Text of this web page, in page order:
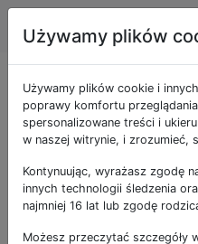
Apple
Jak
Facebook
Używamy plików
Używamy plików cookie i
poprawy komfortu
spersonalizowane treści i
w naszej witrynie, i zrozumieć,
Kontynuując, wyrażasz zgodę
innych technologii śledzenia
najmniej 16 lat lub zgodę
Możesz przeczytać szczegóły